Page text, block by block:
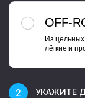
OFF-
Из
лёгкие и
УКАЖИТЕ